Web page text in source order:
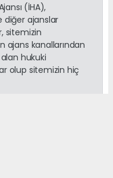
(İHA),
diğer ajanslar
sitemizin
ajans kanallarından
hukuki
olup sitemizin hiç